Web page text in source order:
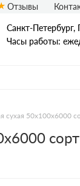
Санкт-
Часы работы:
Отзывы
сухая 50х100х6000